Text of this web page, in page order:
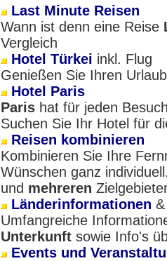
Last Minute Reisen
Wann ist denn eine Reise
Vergleich
Hotel Türkei inkl. Flug
Genießen Sie Ihren
Hotel Paris
Parishat für jeden
Suchen Sie Ihr Hotel für
Reisen kombinieren
Kombinieren Sie Ihre
Wünschen ganz
und mehreren
Länderinformationen &
Umfangreiche
Unterkunftsowie Info's
Events und